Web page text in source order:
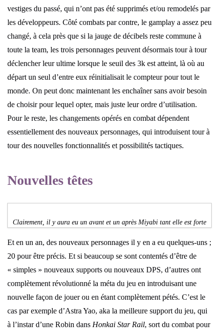
vestiges du passé, qui n’ont pas été supprimés et/ou remodelés par
les développeurs. Côté combats par contre, le gamplay a assez peu
changé, à cela près que si la jauge de décibels reste commune à
toute la team, les trois personnages peuvent désormais tour à tour
déclencher leur ultime lorsque le seuil des 3k est atteint, là où au
départ un seul d’entre eux réinitialisait le compteur pour tout le
monde. On peut donc maintenant les enchaîner sans avoir besoin
de choisir pour lequel opter, mais juste leur ordre d’utilisation.
Pour le reste, les changements opérés en combat dépendent
essentiellement des nouveaux personnages, qui introduisent tour à
tour des nouvelles fonctionnalités et possibilités tactiques.
Nouvelles têtes
Clairement, il y aura eu un avant et un après Miyabi tant elle est forte
Et en un an, des nouveaux personnages il y en a eu quelques-uns ;
20 pour être précis. Et si beaucoup se sont contentés d’être de
« simples » nouveaux supports ou nouveaux DPS, d’autres ont
complètement révolutionné la méta du jeu en introduisant une
nouvelle façon de jouer ou en étant complètement pétés. C’est le
cas par exemple d’Astra Yao, aka la meilleure support du jeu, qui
à l’instar d’une Robin dans Honkai Star Rail, sort du combat pour